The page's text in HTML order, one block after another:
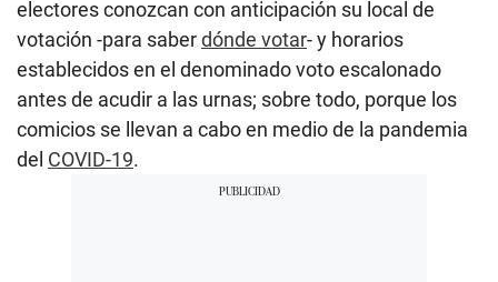
electores conozcan con anticipación su local de
votación -para saberdónde votar- y horarios
establecidos en el denominado voto escalonado
antes de acudir a las urnas; sobre todo, porque los
comicios se llevan a cabo en medio de la pandemia
del COVID-19.